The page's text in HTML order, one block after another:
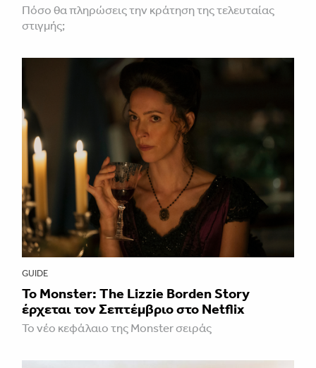
Πόσο θα πληρώσεις την κράτηση της τελευταίας
στιγμής;
GUIDE
Το Monster: The Lizzie Borden Story
έρχεται τον Σεπτέμβριο στο Netflix
Το νέο κεφάλαιο της Monster σειράς